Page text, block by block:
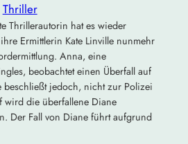
Thriller
Thrillerautorin hat es wieder
Ermittlerin Kate Linville nunmehr
Anna, eine
beobachtet einen Überfall auf
beschließt jedoch, nicht zur Polizei
wird die überfallene Diane
Der Fall von Diane führt aufgrund